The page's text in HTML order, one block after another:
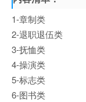
1-章制类
2-退职退伍类
3-抚恤类
4-操演类
5-标志类
6-图书类